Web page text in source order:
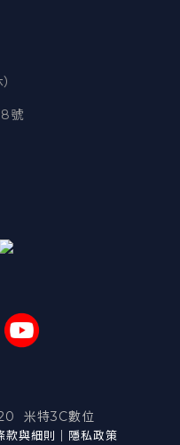
號
米特3C數位
款與細則 隱私政策